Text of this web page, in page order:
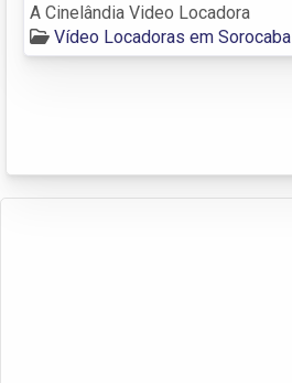
A Cinelândia Video Locadora
Vídeo Locadoras em Sorocaba